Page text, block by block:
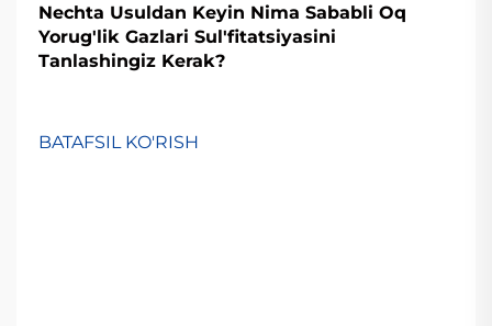
Nechta Usuldan Keyin Nima Sababli Oq
Yorug'lik Gazlari Sul'fitatsiyasini
Tanlashingiz Kerak?
BATAFSIL KO'RISH